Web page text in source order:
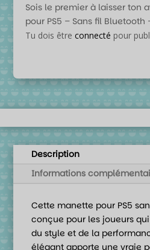
Sois le premier à laisser ton
pour PS5 – Sans fil Bluetooth
Tu dois être connecté pour
Description
Informations
Cette manette pour PS5
conçue pour les joueurs
du style et de la
élégant apporte une vraie